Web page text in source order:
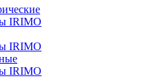
IRIMO
IRIMO
IRIMO